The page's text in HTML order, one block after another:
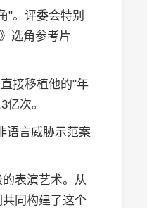
"。评委会特别
选角参考片
接移植他的"年
次。
语言威胁示范案
表演艺术。从
同构建了这个